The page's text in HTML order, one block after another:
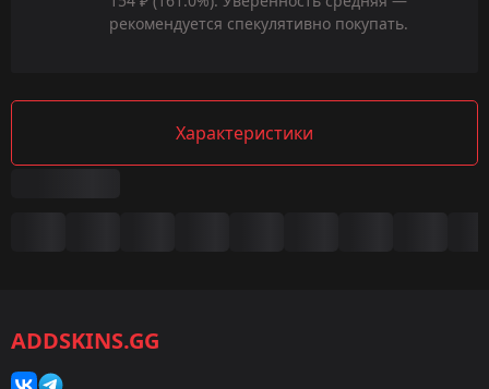
рекомендуется спекулятивно покупать.
Характеристики
Категория:
Скины
ADDSKINS.GG